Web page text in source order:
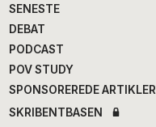
SENESTE
DEBAT
PODCAST
POV STUDY
SPONSOREREDE ARTIKLER
SKRIBENTBASEN